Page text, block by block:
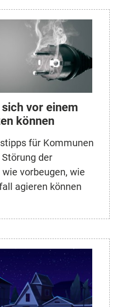
vor einem
können
für Kommunen
der
vorbeugen, wie
agieren können